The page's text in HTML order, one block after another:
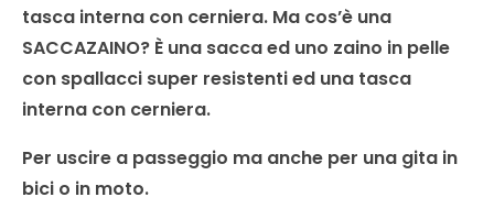
tasca interna con cerniera. Ma cos’è una
SACCAZAINO? È una sacca ed uno zaino in pelle
con spallacci super resistenti ed una tasca
interna con cerniera.
Per uscire a passeggio ma anche per una gita in
bici o in moto.